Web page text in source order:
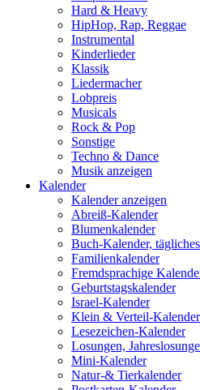
Hard & Heavy
HipHop, Rap, Reggae
Instrumental
Kinderlieder
Klassik
Liedermacher
Lobpreis
Musicals
Rock & Pop
Sonstige
Techno & Dance
Musik anzeigen
Kalender
Kalender anzeigen
Abreiß-Kalender
Blumenkalender
Buch-Kalender,
Familienkalender
Fremdsprachige
Geburtstagskalender
Israel-Kalender
Klein & Verteil-Kalender
Lesezeichen-Kalender
Losungen,
Mini-Kalender
Natur-& Tierkalender